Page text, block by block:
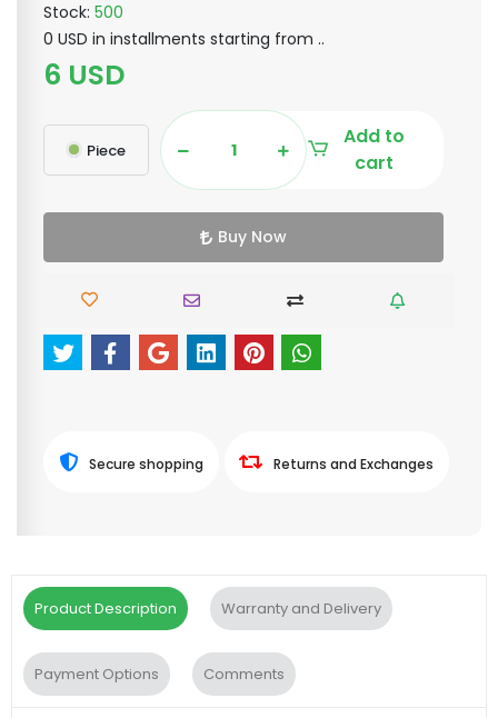
Stock: 500
0 USD in installments starting from ..
6 USD
Piece
Add to
cart
Buy Now
Secure shopping Returns and Exchanges
Product Description Warranty and Delivery
Payment Options Comments